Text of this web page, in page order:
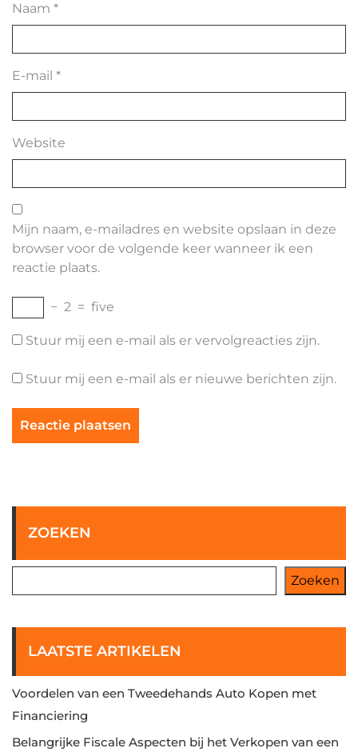
Naam *
E-mail *
Website
Mijn naam, e-mailadres en website opslaan in deze
browser voor de volgende keer wanneer ik een
reactie plaats.
− 2 = five
Stuur mij een e-mail als er vervolgreacties zijn.
Stuur mij een e-mail als er nieuwe berichten zijn.
ZOEKEN
Zoeken
LAATSTE ARTIKELEN
Voordelen van een Tweedehands Auto Kopen met
Financiering
Belangrijke Fiscale Aspecten bij het Verkopen van een